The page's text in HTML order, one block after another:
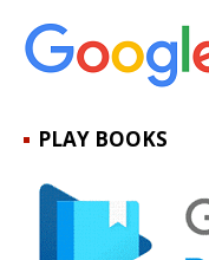
PLAY BOOKS